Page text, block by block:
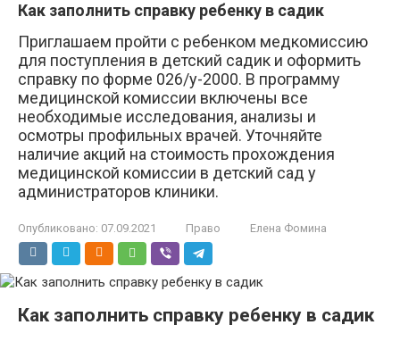
Как заполнить справку ребенку в садик
Приглашаем пройти с ребенком медкомиссию
для поступления в детский садик и оформить
справку по форме 026/у-2000. В программу
медицинской комиссии включены все
необходимые исследования, анализы и
осмотры профильных врачей. Уточняйте
наличие акций на стоимость прохождения
медицинской комиссии в детский сад у
администраторов клиники.
Опубликовано: 07.09.2021 Право Елена Фомина
Как заполнить справку ребенку в садик